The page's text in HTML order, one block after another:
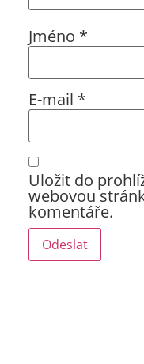
Jméno *
E-mail *
Uložit do
webovou
komentáře.